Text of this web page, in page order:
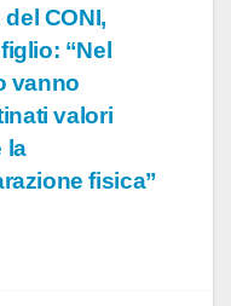
del CONI,
“Nel
vanno
valori
la
fisica”